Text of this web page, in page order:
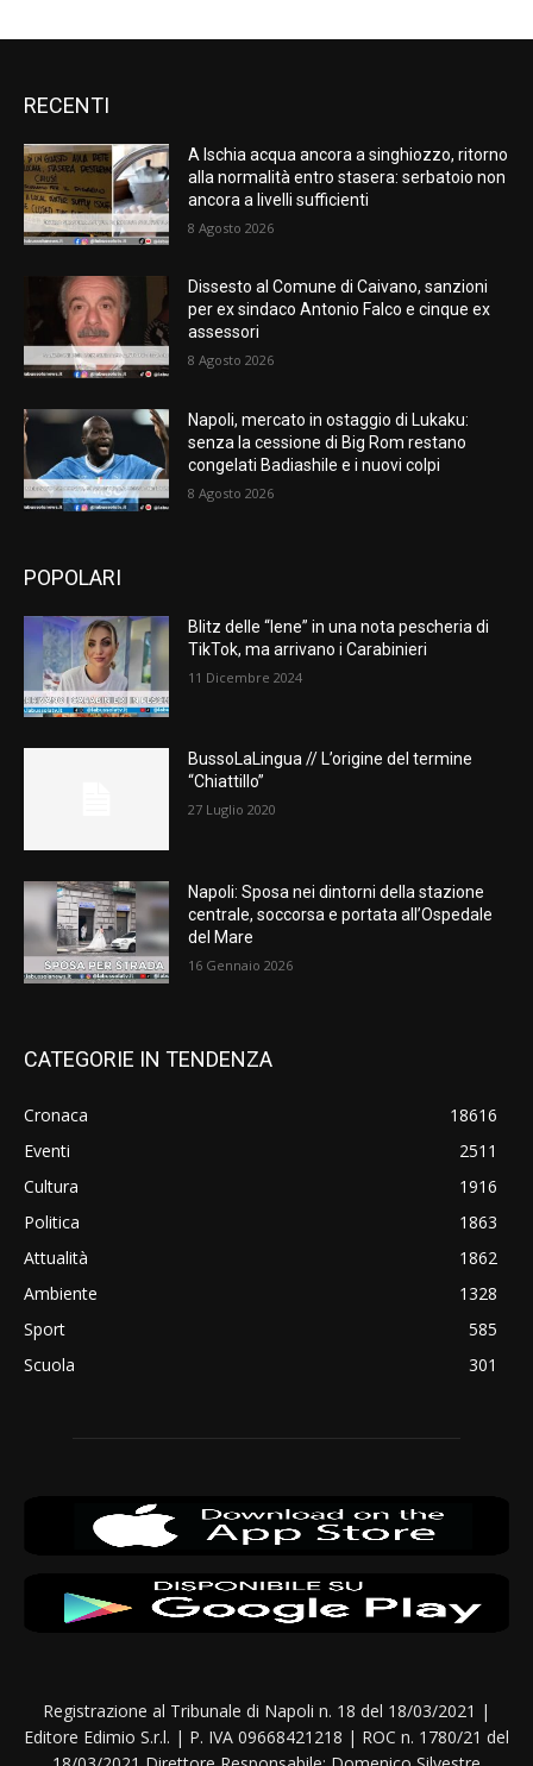
RECENTI
A Ischia acqua ancora a singhiozzo, ritorno
alla normalità entro stasera: serbatoio non
ancora a livelli sufficienti
8 Agosto 2026
Dissesto al Comune di Caivano, sanzioni
per ex sindaco Antonio Falco e cinque ex
assessori
8 Agosto 2026
Napoli, mercato in ostaggio di Lukaku:
senza la cessione di Big Rom restano
congelati Badiashile e i nuovi colpi
8 Agosto 2026
POPOLARI
Blitz delle “Iene” in una nota pescheria di
TikTok, ma arrivano i Carabinieri
11 Dicembre 2024
BussoLaLingua // L’origine del termine
“Chiattillo”
27 Luglio 2020
Napoli: Sposa nei dintorni della stazione
centrale, soccorsa e portata all’Ospedale
del Mare
16 Gennaio 2026
CATEGORIE IN TENDENZA
Cronaca
18616
Eventi
2511
Cultura
1916
Politica
1863
Attualità
1862
Ambiente
1328
Sport
585
Scuola
301
Registrazione al Tribunale di Napoli n. 18 del 18/03/2021 |
Editore Edimio S.r.l. | P. IVA 09668421218 | ROC n. 1780/21 del